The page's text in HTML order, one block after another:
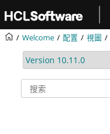
Welcome 配置 視圖